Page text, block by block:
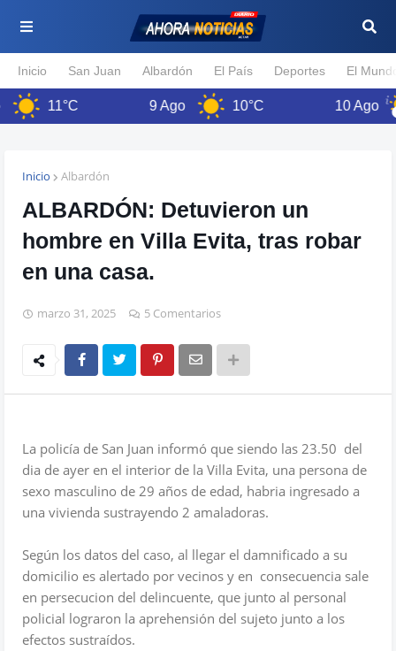
Inicio San Juan Albardón El País Deportes El
11°C 9 Ago 10°C 10 Ago
Inicio Albardón
ALBARDÓN: Detuvieron un
hombre en Villa Evita, tras robar
en una casa.
marzo 31, 2025 5 Comentarios
La policía de San Juan informó que siendo las 23.50 del
dia de ayer en el interior de la Villa Evita, una persona de
sexo masculino de 29 años de edad, habria ingresado a
una vivienda sustrayendo 2 amaladoras.
Según los datos del caso, al llegar el damnificado a su
domicilio es alertado por vecinos y en consecuencia sale
en persecucion del delincuente, que junto al personal
policial lograron la aprehensión del sujeto junto a los
efectos sustraídos.